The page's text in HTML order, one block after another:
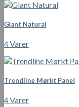
Giant Natural
4 Varer
Trendline Mørkt Panel
4 Varer